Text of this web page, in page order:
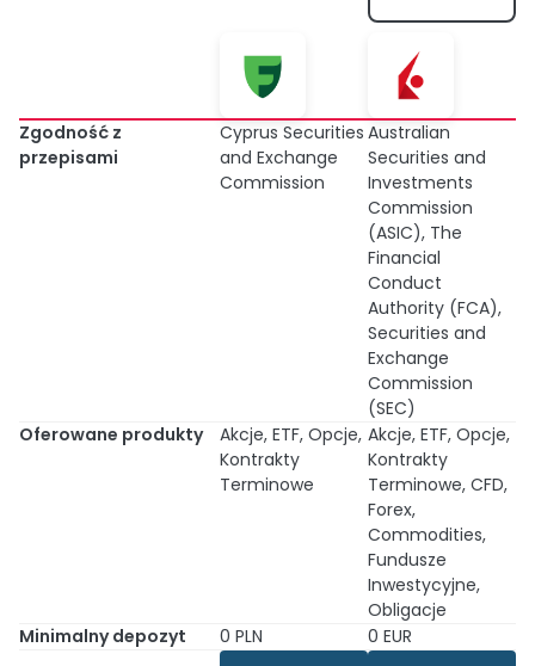
Zgodność z
przepisami
Cyprus Securities
and Exchange
Commission
Australian
Securities and
Investments
Commission
(ASIC), The
Financial
Conduct
Authority (FCA),
Securities and
Exchange
Commission
(SEC)
Oferowane produkty
Akcje, ETF, Opcje,
Kontrakty
Terminowe
Akcje, ETF, Opcje,
Kontrakty
Terminowe, CFD,
Forex,
Commodities,
Fundusze
Inwestycyjne,
Obligacje
Minimalny depozyt
0 PLN 0 EUR